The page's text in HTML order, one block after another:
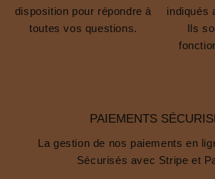
disposition pour répondre à
toutes vos questions.
indiqués
Ils
PAIEMENTS
La gestion de nos paiements en
Sécurisés avec Stripe et